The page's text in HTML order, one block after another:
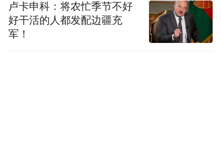
卢卡申科：将农忙季节不好
好干活的人都发配边疆充
军！